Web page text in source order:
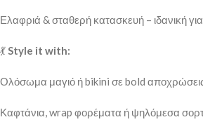
Ελαφριά & σταθερή κατασκευή – ιδανική
💃Style it with:
Ολόσωμα μαγιό ή bikini σε bold
Καφτάνια, wrap φορέματα ή ψηλόμεσα